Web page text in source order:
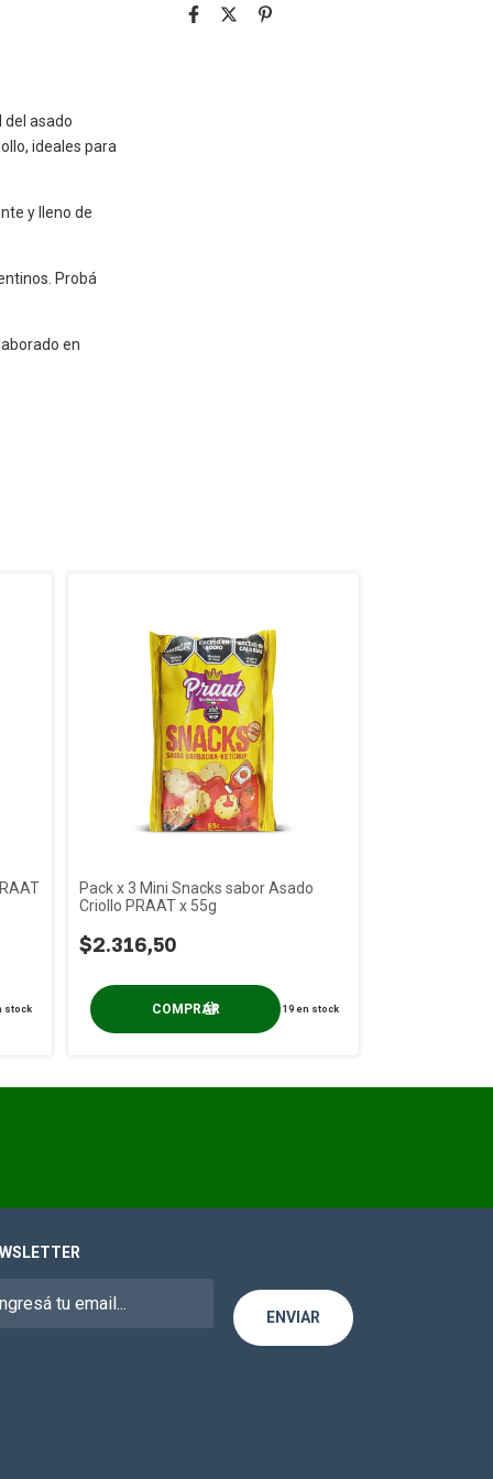
del asado
ideales para
y lleno de
Probá
en
stock
Pack x 3 Mini Snacks sabor Asado
Criollo PRAAT x 55g
$2.316,50
19en stock